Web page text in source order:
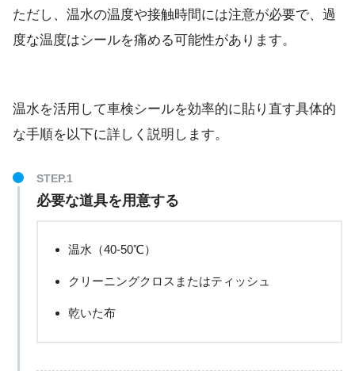
ただし、温水の温度や接触時間には注意が必要で、過
度な温度はシールを痛める可能性があります。
温水を活用して車検シールを効率的に貼り直す具体的
な手順を以下に詳しく説明します。
必要な道具を用意する
温水（40-50℃）
クリーニングクロスまたはティッシュ
乾いた布